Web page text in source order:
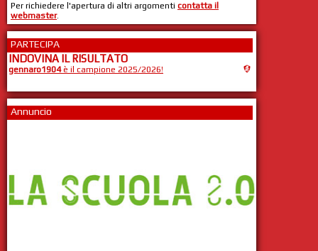
Per richiedere l'apertura di altri argomenti contatta il
webmaster.
PARTECIPA
INDOVINA IL RISULTATO
gennaro1904è il campione 2025/2026!
Annuncio